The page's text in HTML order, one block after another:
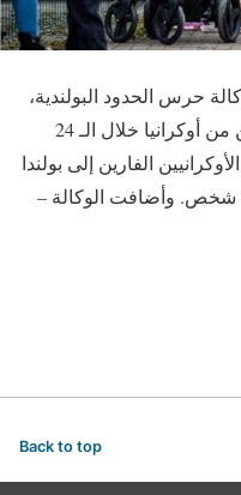
وكالة حرس الحدود البولندية،
وصول نحو 18 ألفا و500 لاجئ قادمين من أوكرانيا خلال الـ 24
الفارين إلى بولندا
2022 إلى 17.5 مليون شخص. وأضافت الوكالة –
Back to top